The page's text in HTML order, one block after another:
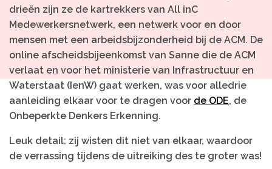
Kom in actie
Microlearnings
Ontwikkeltraject Onbeperkt Talent
Breng een ODE!
Ver- en vooroordelencheck
De Teamaanpak
De Escaperoom
Bekijk volledig overzicht
drieën zijn ze de kartrekkers van All inC
Medewerkersnetwerk, een netwerk voor en door
mensen met een arbeidsbijzonderheid bij de ACM. De
online afscheidsbijeenkomst van Sanne die de ACM
verlaat en voor het ministerie van Infrastructuur en
Waterstaat (IenW) gaat werken, was voor alledrie
aanleiding elkaar voor te dragen voor de ODE, de
Onbeperkte Denkers Erkenning.
Leuk detail: zij wisten dit niet van elkaar, waardoor
de verrassing tijdens de uitreiking des te groter was!